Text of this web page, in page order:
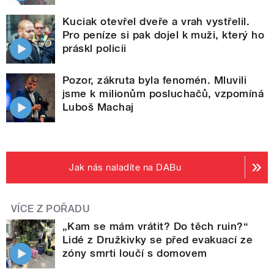
Kuciak otevřel dveře a vrah vystřelil.
Pro peníze si pak dojel k muži, který ho
práskl policii
Pozor, zákruta byla fenomén. Mluvili
jsme k milionům posluchačů, vzpomíná
Luboš Machaj
Jak nás naladíte na DABu
VÍCE Z POŘADU
„Kam se mám vrátit? Do těch ruin?“
Lidé z Družkivky se před evakuací ze
zóny smrti loučí s domovem